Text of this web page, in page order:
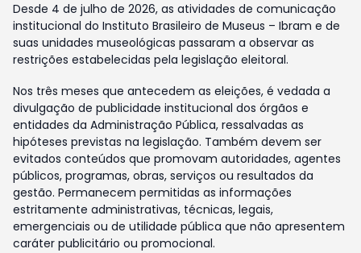
Desde 4 de julho de 2026, as atividades de comunicação
institucional do Instituto Brasileiro de Museus – Ibram e de
suas unidades museológicas passaram a observar as
restrições estabelecidas pela legislação eleitoral.
Nos três meses que antecedem as eleições, é vedada a
divulgação de publicidade institucional dos órgãos e
entidades da Administração Pública, ressalvadas as
hipóteses previstas na legislação. Também devem ser
evitados conteúdos que promovam autoridades, agentes
públicos, programas, obras, serviços ou resultados da
gestão. Permanecem permitidas as informações
estritamente administrativas, técnicas, legais,
emergenciais ou de utilidade pública que não apresentem
caráter publicitário ou promocional.